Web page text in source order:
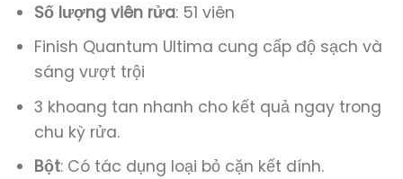
Số lượng viên rửa: 51 viên
Finish Quantum Ultima cung cấp độ sạch và
sáng vượt trội
3 khoang tan nhanh cho kết quả ngay trong
chu kỳ rửa.
Bột: Có tác dụng loại bỏ cặn kết dính.